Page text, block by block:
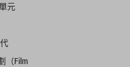
元
（Film